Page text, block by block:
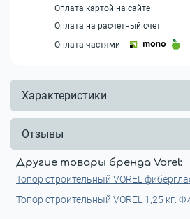
Оплата картой на сайте
Оплата на расчетный счет
Оплата частями
Характеристики
Отзывы
Другие товары бренда Vorel:
Топор строительный VOREL
Топор строительный VOREL 1,25 кг.